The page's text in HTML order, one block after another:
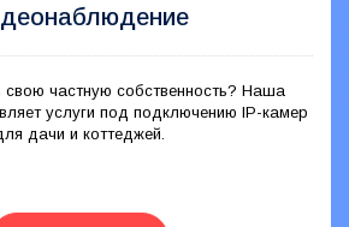
свою частную собственность? Наша
услуги под подключению IP-камер
дачи и коттеджей.